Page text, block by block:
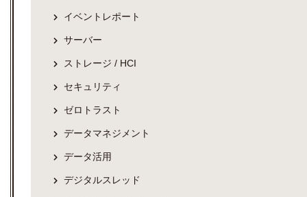
イベントレポート
サーバー
ストレージ / HCI
セキュリティ
ゼロトラスト
データマネジメント
データ活用
デジタルスレッド